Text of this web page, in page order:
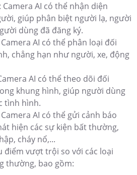
AI có thể nhận diện
giúp phân biệt người lạ, người
dùng đã đăng ký.
Camera AI có thể phân loại đối
chẳng hạn như người, xe, động
AI có thể theo dõi đối
khung hình, giúp người dùng
tình hình.
Camera AI có thể gửi cảnh báo
hiện các sự kiện bất thường,
cháy nổ,...
điểm vượt trội so với các loại
thường, bao gồm: